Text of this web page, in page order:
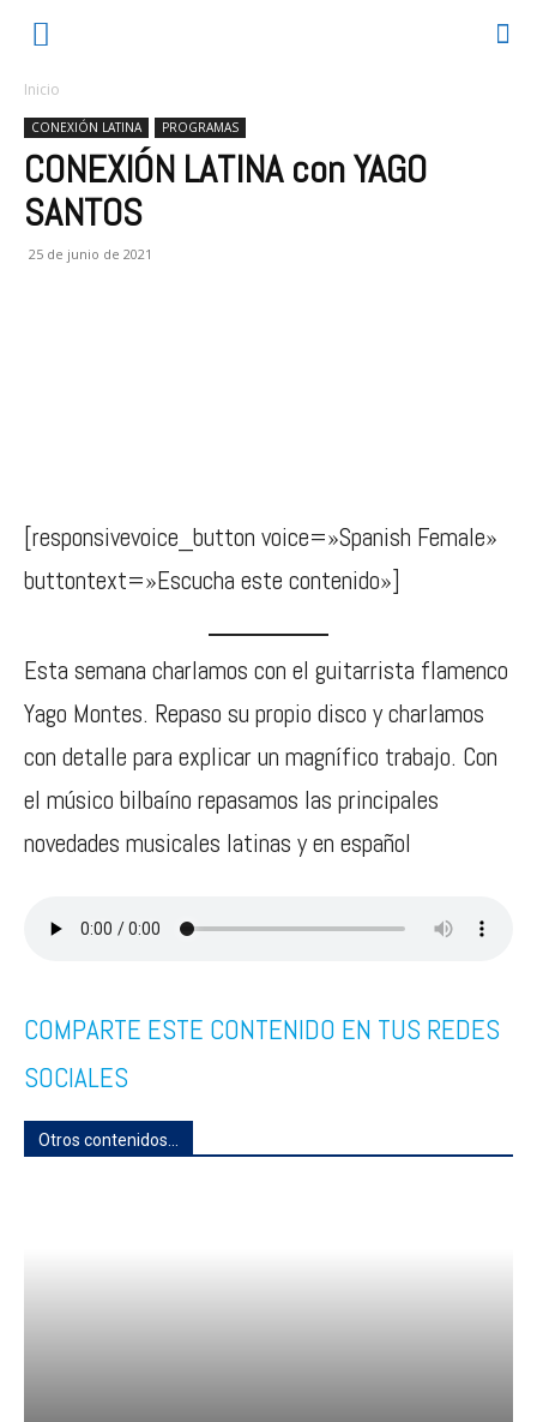
Inicio
CONEXIÓN LATINA PROGRAMAS
CONEXIÓN LATINA con YAGO
SANTOS
25 de junio de 2021
[responsivevoice_button voice=»Spanish Female»
buttontext=»Escucha este contenido»]
Esta semana charlamos con el guitarrista flamenco
Yago Montes. Repaso su propio disco y charlamos
con detalle para explicar un magnífico trabajo. Con
el músico bilbaíno repasamos las principales
novedades musicales latinas y en español
COMPARTE ESTE CONTENIDO EN TUS REDES
SOCIALES
Otros contenidos...